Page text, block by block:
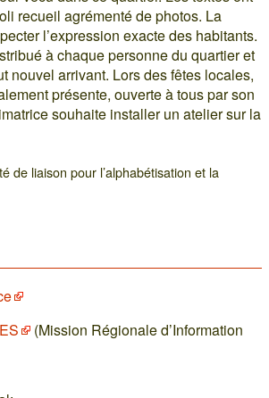
recueil agrémenté de photos. La
l’expression exacte des habitants.
à chaque personne du quartier et
nouvel arrivant. Lors des fêtes locales,
présente, ouverte à tous par son
souhaite installer un atelier sur la
de liaison pour l’alphabétisation et la
(Mission Régionale d’Information